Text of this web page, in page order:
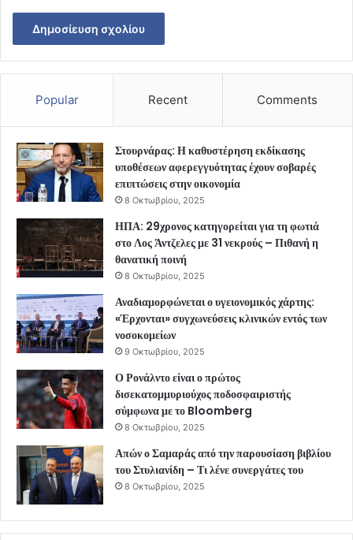
Popular Recent Comments
Στουρνάρας: Η καθυστέρηση εκδίκασης
υποθέσεων αφερεγγυότητας έχουν σοβαρές
επιπτώσεις στην οικονομία
8 Οκτωβρίου, 2025
ΗΠΑ: 29χρονος κατηγορείται για τη φωτιά
στο Λος Άντζελες με 31 νεκρούς – Πιθανή η
θανατική ποινή
8 Οκτωβρίου, 2025
Αναδιαμορφώνεται ο υγειονομικός χάρτης:
«Έρχονται» συγχωνεύσεις κλινικών εντός των
νοσοκομείων
9 Οκτωβρίου, 2025
Ο Ρονάλντο είναι ο πρώτος
δισεκατομμυριούχος ποδοσφαιριστής
σύμφωνα με το Bloomberg
8 Οκτωβρίου, 2025
Απών ο Σαμαράς από την παρουσίαση βιβλίου
του Στυλιανίδη – Τι λένε συνεργάτες του
8 Οκτωβρίου, 2025